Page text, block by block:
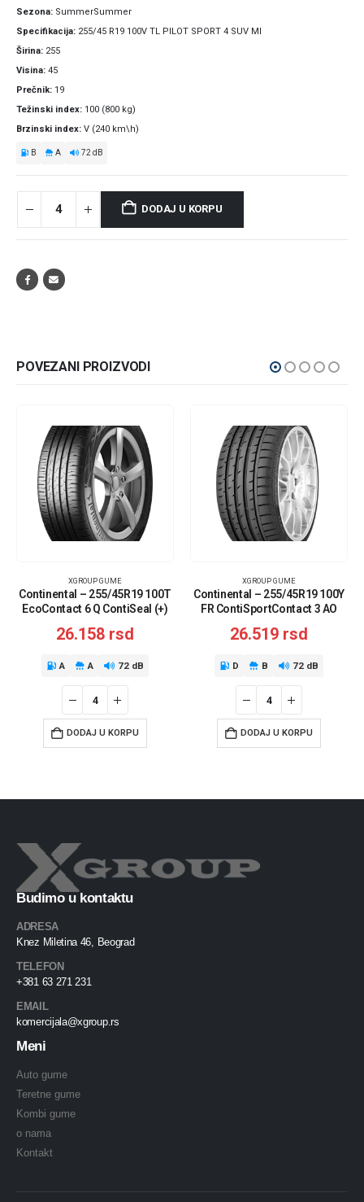
Sezona SummerSummer
Specifikacija 255/45 R19 100V TL PILOT SPORT 4 SUV MI
Širina 255
Visina 45
Prečnik 19
Težinski index 100 (800 kg)
Brzinski index V (240 km\h)
B A 72 dB
DODAJ U KORPU
POVEZANI PROIZVODI
XGROUP GUME
Continental – 255/45R19 100T
EcoContact 6 Q ContiSeal (+)
26.158 rsd
A A 72 dB
DODAJ U KORPU
XGROUP GUME
Continental – 255/45R19 100Y
FR ContiSportContact 3 AO
26.519 rsd
D B 72 dB
DODAJ U KORPU
Budimo u kontaktu
ADRESA
Knez Miletina 46, Beograd
TELEFON
+381 63 271 231
EMAIL
komercijala@xgroup.rs
Meni
Auto gume
Teretne gume
Kombi gume
o nama
Kontakt